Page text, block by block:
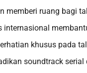
memberi ruang bagi
khusus pada
soundtrack